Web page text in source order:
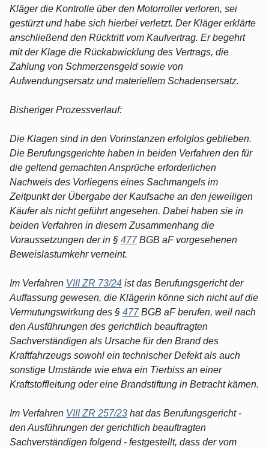
Kläger die Kontrolle über den Motorroller verloren, sei
gestürzt und habe sich hierbei verletzt. Der Kläger erklärte
anschließend den Rücktritt vom Kaufvertrag. Er begehrt
mit der Klage die Rückabwicklung des Vertrags, die
Zahlung von Schmerzensgeld sowie von
Aufwendungsersatz und materiellem Schadensersatz.
Bisheriger Prozessverlauf:
Die Klagen sind in den Vorinstanzen erfolglos geblieben.
Die Berufungsgerichte haben in beiden Verfahren den für
die geltend gemachten Ansprüche erforderlichen
Nachweis des Vorliegens eines Sachmangels im
Zeitpunkt der Übergabe der Kaufsache an den jeweiligen
Käufer als nicht geführt angesehen. Dabei haben sie in
beiden Verfahren in diesem Zusammenhang die
Voraussetzungen der in § 477BGB aF vorgesehenen
Beweislastumkehr verneint.
Im Verfahren VIII ZR 73/24 ist das Berufungsgericht der
Auffassung gewesen, die Klägerin könne sich nicht auf die
Vermutungswirkung des § 477BGB aF berufen, weil nach
den Ausführungen des gerichtlich beauftragten
Sachverständigen als Ursache für den Brand des
Kraftfahrzeugs sowohl ein technischer Defekt als auch
sonstige Umstände wie etwa ein Tierbiss an einer
Kraftstoffleitung oder eine Brandstiftung in Betracht kämen.
Im Verfahren VIII ZR 257/23 hat das Berufungsgericht -
den Ausführungen der gerichtlich beauftragten
Sachverständigen folgend - festgestellt, dass der vom